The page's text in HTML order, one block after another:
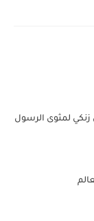
زنكي لمثوى الرسول